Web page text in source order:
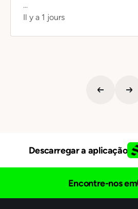
...
Il y a 1 jours
Descarregar a aplicação
Encontre-nos em